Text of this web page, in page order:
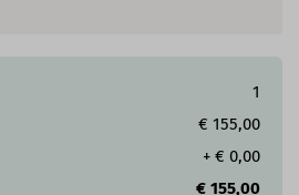
1
€ 155,00
+ € 0,00
€ 155,00